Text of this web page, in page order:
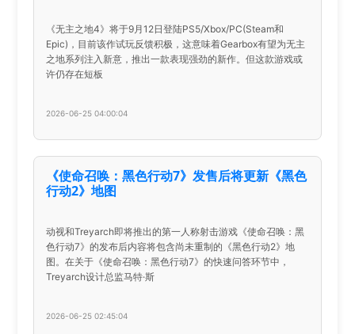
《无主之地4》将于9月12日登陆PS5/Xbox/PC(Steam和
Epic)，目前该作试玩反馈积极，这意味着Gearbox有望为无主
之地系列注入新意，推出一款表现强劲的新作。但这款游戏或
许仍存在短板
2026-06-25 04:00:04
《使命召唤：黑色行动7》发售后将更新《黑色
行动2》地图
动视和Treyarch即将推出的第一人称射击游戏《使命召唤：黑
色行动7》的发布后内容将包含尚未重制的《黑色行动2》地
图。在关于《使命召唤：黑色行动7》的快速问答环节中，
Treyarch设计总监马特·斯
2026-06-25 02:45:04